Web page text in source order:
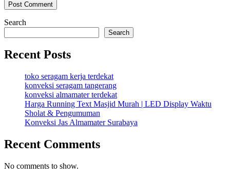
Search
Search
Recent Posts
toko seragam kerja terdekat
konveksi seragam tangerang
konveksi almamater terdekat
Harga Running Text Masjid Murah | LED Display Waktu
Sholat & Pengumuman
Konveksi Jas Almamater Surabaya
Recent Comments
No comments to show.